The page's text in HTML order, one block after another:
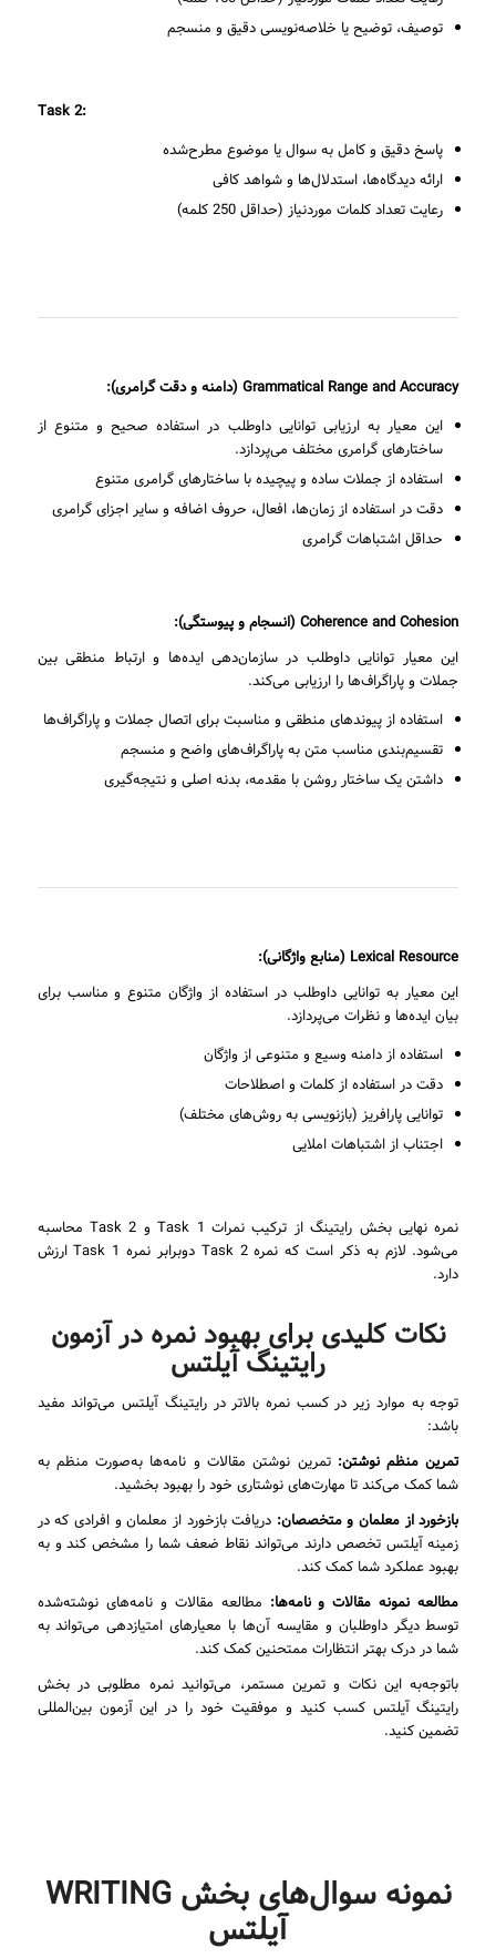
توصیف، توضیح یا خلاصه‌نویسی دقیق و منسجم
Task 2:
پاسخ دقیق و کامل به سوال یا موضوع مطرح‌شده
ارائه دیدگاه‌ها، استدلال‌ها و شواهد کافی
رعایت تعداد کلمات موردنیاز (حداقل 250 کلمه)
Grammatical Range and Accuracy(دامنه و دقت گرامری):
این معیار به ارزیابی توانایی داوطلب در استفاده صحیح و متنوع از
ساختارهای گرامری مختلف می‌پردازد.
استفاده از جملات ساده و پیچیده با ساختارهای گرامری متنوع
دقت در استفاده از زمان‌ها، افعال، حروف اضافه و سایر اجزای گرامری
حداقل اشتباهات گرامری
Coherence and Cohesion(انسجام و پیوستگی):
این معیار توانایی داوطلب در سازمان‌دهی ایده‌ها و ارتباط منطقی بین
جملات و پاراگراف‌ها را ارزیابی می‌کند.
استفاده از پیوندهای منطقی و مناسبت برای اتصال جملات و پاراگراف‌ها
تقسیم‌بندی مناسب متن به پاراگراف‌های واضح و منسجم
داشتن یک ساختار روشن با مقدمه، بدنه اصلی و نتیجه‌گیری
Lexical Resource (منابع واژگانی):
این معیار به توانایی داوطلب در استفاده از واژگان متنوع و مناسب برای
بیان ایده‌ها و نظرات می‌پردازد.
استفاده از دامنه وسیع و متنوعی از واژگان
دقت در استفاده از کلمات و اصطلاحات
توانایی پارافریز (بازنویسی به روش‌های مختلف)
اجتناب از اشتباهات املایی
نمره نهایی بخش رایتینگ از ترکیب نمرات Task 1 و Task 2 محاسبه
می‌شود. لازم به ذکر است که نمره Task 2 دوبرابر نمره Task 1 ارزش
دارد.
نکات کلیدی برای بهبود نمره در آزمون
رایتینگ آیلتس
توجه به موارد زیر در کسب نمره بالاتر در رایتینگ آیلتس می‌تواند مفید
باشد:
تمرین منظم نوشتن: تمرین نوشتن مقالات و نامه‌ها به‌صورت منظم به
شما کمک می‌کند تا مهارت‌های نوشتاری خود را بهبود بخشید.
بازخورد از معلمان و متخصصان: دریافت بازخورد از معلمان و افرادی که در
زمینه آیلتس تخصص دارند می‌تواند نقاط ضعف شما را مشخص کند و به
بهبود عملکرد شما کمک کند.
مطالعه نمونه مقالات و نامه‌ها: مطالعه مقالات و نامه‌های نوشته‌شده
توسط دیگر داوطلبان و مقایسه آن‌ها با معیارهای امتیازدهی می‌تواند به
شما در درک بهتر انتظارات ممتحنین کمک کند.
باتوجه‌به این نکات و تمرین مستمر، می‌توانید نمره مطلوبی در بخش
رایتینگ آیلتس کسب کنید و موفقیت خود را در این آزمون بین‌المللی
تضمین کنید.
نمونه سوال‌های بخش WRITING
آیلتس